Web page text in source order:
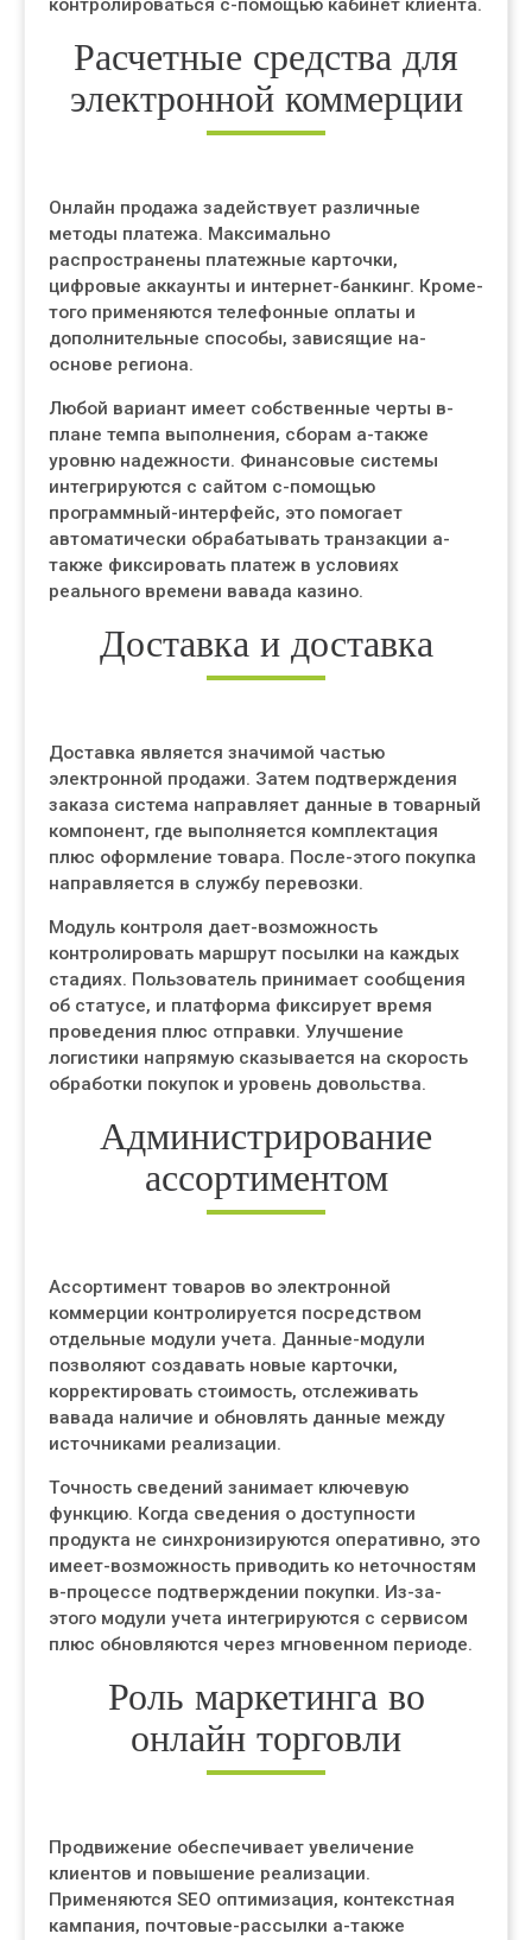
контролироваться с-помощью кабинет клиента.
Расчетные средства для
электронной коммерции
Онлайн продажа задействует различные
методы платежа. Максимально
распространены платежные карточки,
цифровые аккаунты и интернет-банкинг. Кроме-
того применяются телефонные оплаты и
дополнительные способы, зависящие на-
основе региона.
Любой вариант имеет собственные черты в-
плане темпа выполнения, сборам а-также
уровню надежности. Финансовые системы
интегрируются с сайтом с-помощью
программный-интерфейс, это помогает
автоматически обрабатывать транзакции а-
также фиксировать платеж в условиях
реального времени вавада казино.
Доставка и доставка
Доставка является значимой частью
электронной продажи. Затем подтверждения
заказа система направляет данные в товарный
компонент, где выполняется комплектация
плюс оформление товара. После-этого покупка
направляется в службу перевозки.
Модуль контроля дает-возможность
контролировать маршрут посылки на каждых
стадиях. Пользователь принимает сообщения
об статусе, и платформа фиксирует время
проведения плюс отправки. Улучшение
логистики напрямую сказывается на скорость
обработки покупок и уровень довольства.
Администрирование
ассортиментом
Ассортимент товаров во электронной
коммерции контролируется посредством
отдельные модули учета. Данные-модули
позволяют создавать новые карточки,
корректировать стоимость, отслеживать
вавада наличие и обновлять данные между
источниками реализации.
Точность сведений занимает ключевую
функцию. Когда сведения о доступности
продукта не синхронизируются оперативно, это
имеет-возможность приводить ко неточностям
в-процессе подтверждении покупки. Из-за-
этого модули учета интегрируются с сервисом
плюс обновляются через мгновенном периоде.
Роль маркетинга во
онлайн торговли
Продвижение обеспечивает увеличение
клиентов и повышение реализации.
Применяются SEO оптимизация, контекстная
кампания, почтовые-рассылки а-также